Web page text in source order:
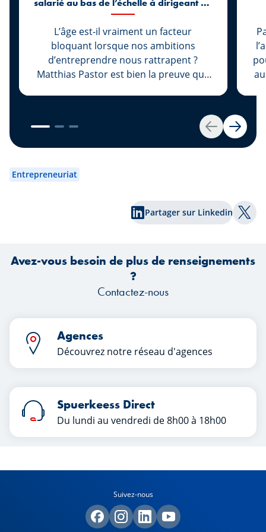
Retour
salarié au bas de l’échelle à dirigeant de
l’entreprise Cap Floor à 27 ans
L’âge est-il vraiment un facteur
bloquant lorsque nos ambitions
d’entreprendre nous rattrapent ?
Matthias Pastor est bien la preuve que
parcours en ascension, qui va le mener
à gravir rapidement les échelons et à
l’entreprise. Découvrez cette success
expert Johny Basher de l’équipe «
Transmission » au sein de Spuerkeess.
Entrepreneuriat
Partager sur Linkedin
Avez-vous besoin de plus de renseignements
?
Contactez-nous
Agences
Découvrez notre réseau d'agences
Spuerkeess Direct
Du lundi au vendredi de 8h00 à 18h00
Suivez-nous